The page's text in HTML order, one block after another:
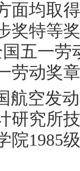
面均取
奖特等
五一
劳动奖
航空发
研究所
院1985